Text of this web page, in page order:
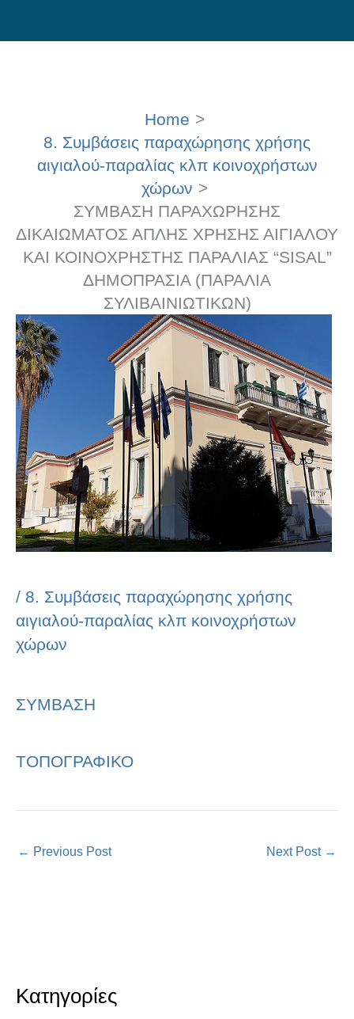
to
Κατηγορίες
Home
8. Συμβάσεις παραχώρησης χρήσης
αιγιαλού-παραλίας κλπ κοινοχρήστων
χώρων
ΣΥΜΒΑΣΗ ΠΑΡΑΧΩΡΗΣΗΣ
ΔΙΚΑΙΩΜΑΤΟΣ ΑΠΛΗΣ ΧΡΗΣΗΣ ΑΙΓΙΑΛΟΥ
ΚΑΙ ΚΟΙΝΟΧΡΗΣΤΗΣ ΠΑΡΑΛΙΑΣ “SISAL”
ΔΗΜΟΠΡΑΣΙΑ (ΠΑΡΑΛΙΑ
ΣΥΛΙΒΑΙΝΙΩΤΙΚΩΝ)
/ 8. Συμβάσεις παραχώρησης χρήσης
αιγιαλού-παραλίας κλπ κοινοχρήστων
χώρων
ΣΥΜΒΑΣΗ
ΤΟΠΟΓΡΑΦΙΚΟ
← Previous Post Next Post →